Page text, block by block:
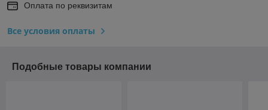
Оплата по реквизитам
Все условия оплаты
Подобные товары компании